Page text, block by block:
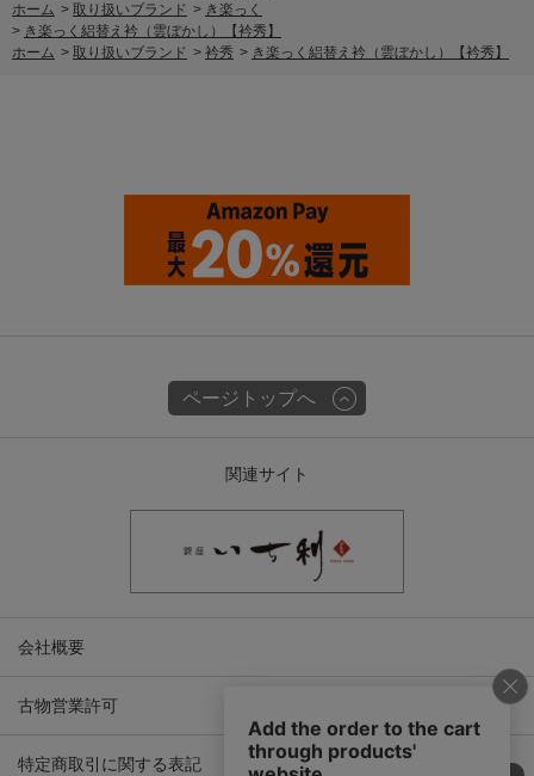
ホーム > 取り扱いブランド > き楽っく
> き楽っく絽替え衿（雲ぼかし）【衿秀】
ホーム > 取り扱いブランド > 衿秀 > き楽っく絽替え衿（雲ぼかし）【衿秀】
ページトップへ
関連サイト
会社概要
古物営業許可
特定商取引に関する表記